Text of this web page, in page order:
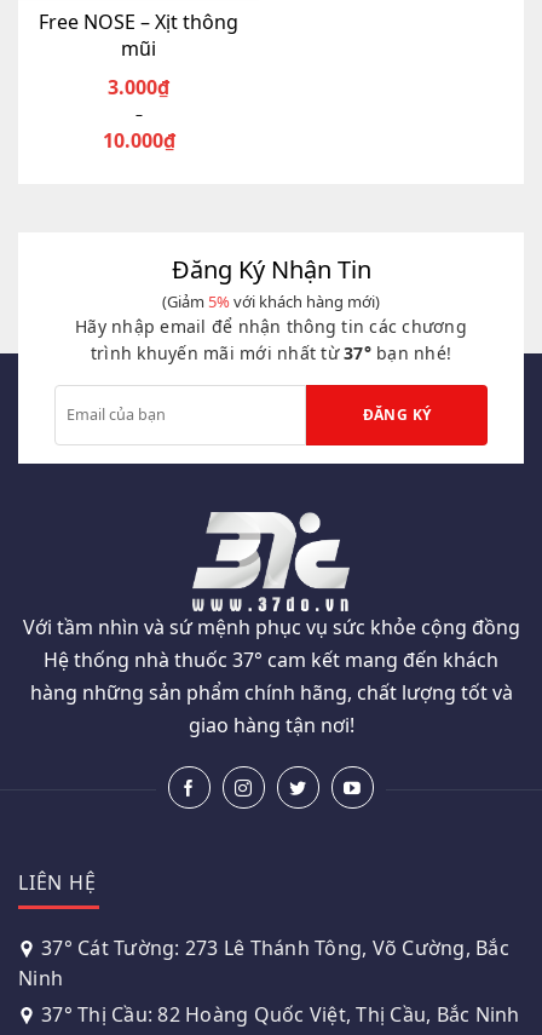
Free NOSE – Xịt thông
mũi
3.000₫
–
10.000₫
giá:
thể.
Các
tùy
chọn
thể
chọn
Đăng Ký Nhận Tin
(Giảm 5%với khách hàng mới)
Hãy nhập email để nhận thông tin các chương
trình khuyến mãi mới nhất từ37°bạn nhé!
Với tầm nhìn và sứ mệnh phục vụ sức khỏe cộng đồng
Hệ thống nhà thuốc 37° cam kết mang đến khách
hàng những sản phẩm chính hãng, chất lượng tốt và
giao hàng tận nơi!
LIÊN HỆ
37° Cát Tường: 273 Lê Thánh Tông, Võ Cường, Bắc
Ninh
37° Thị Cầu: 82 Hoàng Quốc Việt, Thị Cầu, Bắc Ninh